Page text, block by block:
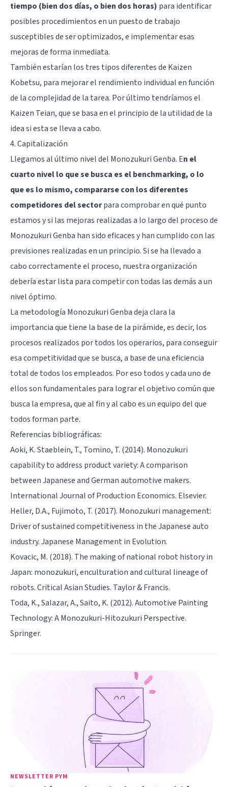
tiempo (bien dos días, o bien dos horas) para identificar
posibles procedimientos en un puesto de trabajo
susceptibles de ser optimizados, e implementar esas
mejoras de forma inmediata.
También estarían los tres tipos diferentes de Kaizen
Kobetsu, para mejorar el rendimiento individual en función
de la complejidad de la tarea. Por último tendríamos el
Kaizen Teian, que se basa en el principio de la utilidad de la
idea si esta se lleva a cabo.
4. Capitalización
Llegamos al último nivel del Monozukuri Genba. En el
cuarto nivel lo que se busca es el benchmarking, o lo
que es lo mismo, compararse con los diferentes
competidores del sectorpara comprobar en qué punto
estamos y si las mejoras realizadas a lo largo del proceso de
Monozukuri Genba han sido eficaces y han cumplido con las
previsiones realizadas en un principio. Si se ha llevado a
cabo correctamente el proceso, nuestra organización
debería estar lista para competir con todas las demás a un
nivel óptimo.
La metodología Monozukuri Genba deja clara la
importancia que tiene la base de la pirámide, es decir, los
procesos realizados por todos los operarios, para conseguir
esa competitividad que se busca, a base de una eficiencia
total de todos los empleados. Por eso todos y cada uno de
ellos son fundamentales para lograr el objetivo común que
busca la empresa, que al fin y al cabo es un equipo del que
todos forman parte.
Referencias bibliográficas:
Aoki, K. Staeblein, T., Tomino, T. (2014). Monozukuri
capability to address product variety: A comparison
between Japanese and German automotive makers.
International Journal of Production Economics. Elsevier.
Heller, D.A., Fujimoto, T. (2017). Monozukuri management:
Driver of sustained competitiveness in the Japanese auto
industry. Japanese Management in Evolution.
Kovacic, M. (2018). The making of national robot history in
Japan: monozukuri, enculturation and cultural lineage of
robots. Critical Asian Studies. Taylor & Francis.
Toda, K., Salazar, A., Saito, K. (2012). Automotive Painting
Technology: A Monozukuri-Hitozukuri Perspective.
Springer.
NEWSLETTER PYM